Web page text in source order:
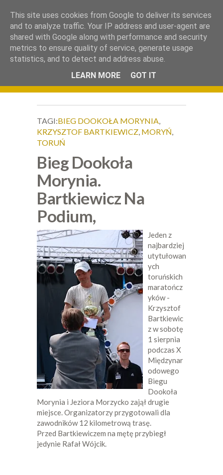
Okiem Obiektywu.
TAGI:BIEG DOOKOŁA MORYNIA,
KRZYSZTOF BARTKIEWICZ, MORYŃ,
TORUŃ
Bieg Dookoła
Morynia.
Bartkiewicz Na
Podium,
Jeden z
najbardziej
utytułowan
ych
toruńskich
maratończ
yków -
Krzysztof
Bartkiewic
z w sobotę
1 sierpnia
podczas X
Międzynar
odowego
Biegu
Dookoła
Morynia i Jeziora Morzycko zajął drugie
miejsce. Organizatorzy przygotowali dla
zawodników 12 kilometrową trasę.
Przed Bartkiewiczem na mętę przybiegł
jedynie Rafał Wójcik.
This site uses cookies from Google to deliver its services
and to analyze traffic. Your IP address and user-agent are
shared with Google along with performance and security
metrics to ensure quality of service, generate usage
statistics, and to detect and address abuse.
LEARN MORE
GOT IT